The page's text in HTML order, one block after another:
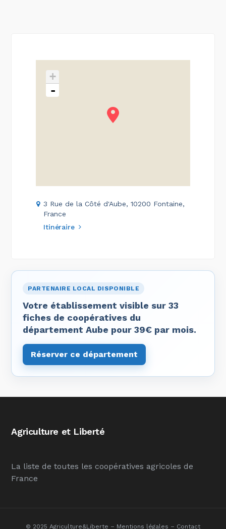
+
-
3 Rue de la Côté d'Aube, 10200 Fontaine,
France
Itinéraire
PARTENAIRE LOCAL DISPONIBLE
Votre établissement visible sur 33
fiches de coopératives du
département Aube pour 39€ par mois.
Réserver ce département
Agriculture et Liberté
La liste de toutes les coopératives agricoles de
France
© 2025 Agriculture&Liberte – Mentions légales – Contact